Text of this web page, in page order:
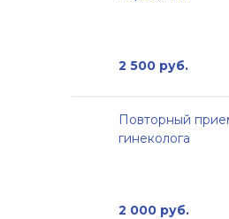
2 500 руб.
2 000 руб.
Повторный
гинеколога